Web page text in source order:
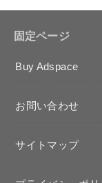
固定ページ
Buy Adspace
お問い合わせ
サイトマップ